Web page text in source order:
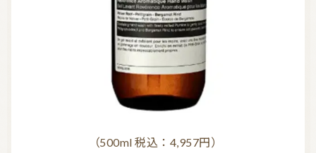
（500ml 税込：4,957円）